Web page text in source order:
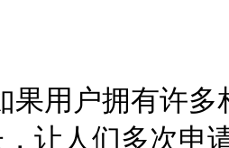
果用户拥有许
让人们多次申